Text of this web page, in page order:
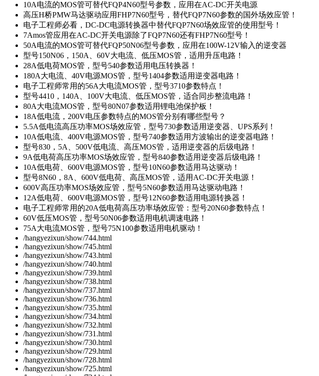
10A电流的MOS管可替代FQP4N60型号参数，应用在AC-DC开关电源
高压H桥PMW马达驱动应用FHP7N60型号，替代FQP7N60参数的国外场效应管！
电子工程师必看，DC-DC电源转换器中替代FQP7N60场效应管的使用型号！
7Amos管应用在AC-DC开关电源除了FQP7N60还有FHP7N60型号！
50A电流的MOS管可替代FQP50N06型号参数，应用在100W-12V输入的逆变器
型号150N06，150A、60V大电流、低压MOS管，适用升压电路！
28A低电荷MOS管，型号540参数适用电压转换器！
180A大电流、40V电源MOS管，型号1404参数适用逆变器电路！
电子工程师常用的56A大电流MOS管，型号3710参数特点！
型号4410，140A、100V大电流、低压MOS管，适合同步整流电路！
80A大电流MOS管，型号80N07参数适用锂电池保护板！
18A低电流，200V电压参数特点的MOS管分别有哪些型号？
5.5A低电流高压功率MOS场效应管，型号730参数适用逆变器、UPS系列！
10A低电流、400V电源MOS管，型号740参数适用方波输出的逆变器电路！
型号830，5A、500V低电流、高压MOS管，适用逆变器的后级电路！
9A低电荷高压功率MOS场效应管，型号840参数适用逆变器后级电路！
10A低电荷、600V电源MOS管，型号10N60参数适用马达驱动！
型号8N60，8A、600V低电荷、高压MOS管，适用AC-DC开关电源！
600V高压功率MOS场效应管，型号5N60参数适用马达驱动电路！
12A低电荷、600V电源MOS管，型号12N60参数适用电源转换器！
电子工程师常用的20A低电荷高压功率场效应管：型号20N60参数特点！
60V低压MOS管，型号50N06参数适用电机调速电路！
75A大电流MOS管，型号75N100参数适用电机驱动！
/hangyezixun/show/744.html
/hangyezixun/show/745.html
/hangyezixun/show/743.html
/hangyezixun/show/740.html
/hangyezixun/show/739.html
/hangyezixun/show/738.html
/hangyezixun/show/737.html
/hangyezixun/show/736.html
/hangyezixun/show/735.html
/hangyezixun/show/734.html
/hangyezixun/show/732.html
/hangyezixun/show/731.html
/hangyezixun/show/730.html
/hangyezixun/show/729.html
/hangyezixun/show/728.html
/hangyezixun/show/725.html